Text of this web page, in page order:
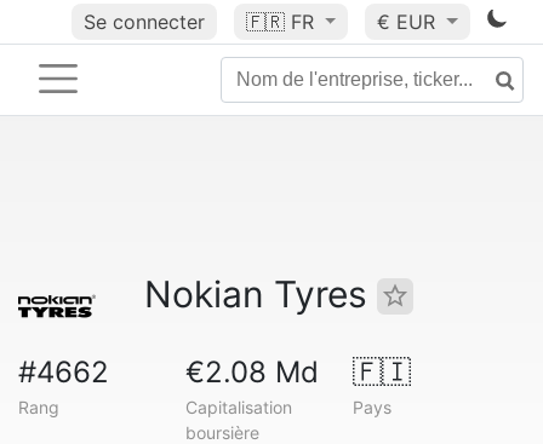
Se connecter 🇫🇷 FR € EUR
Nokian Tyres
#4662
Rang
€2.08 Md
Capitalisation
boursière
🇫🇮
Pays